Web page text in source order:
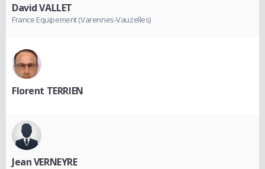
David VALLET
France Equipement (Varennes-Vauzelles)
Florent TERRIEN
Jean VERNEYRE